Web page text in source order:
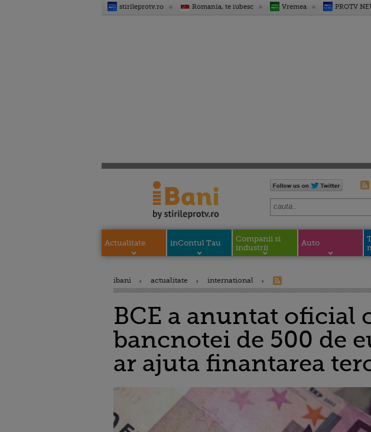
stirileprotv.ro Romania, te iubesc Vremea PROTV
Actualitate inContul Tau
Companii si
industrii
Auto
ibani actualitate international
BCE a anuntat oficial
bancnotei de 500 de
ar ajuta finantarea